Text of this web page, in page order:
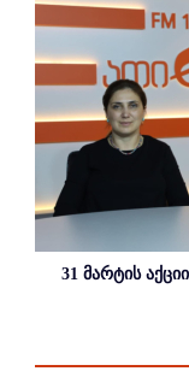
31 მარტის